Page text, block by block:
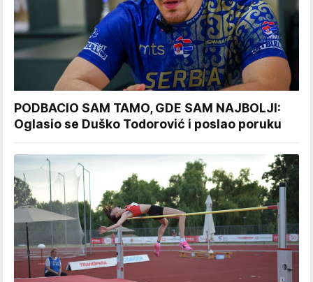
PODBACIO SAM TAMO, GDE SAM NAJBOLJI:
Oglasio se Duško Todorović i poslao poruku